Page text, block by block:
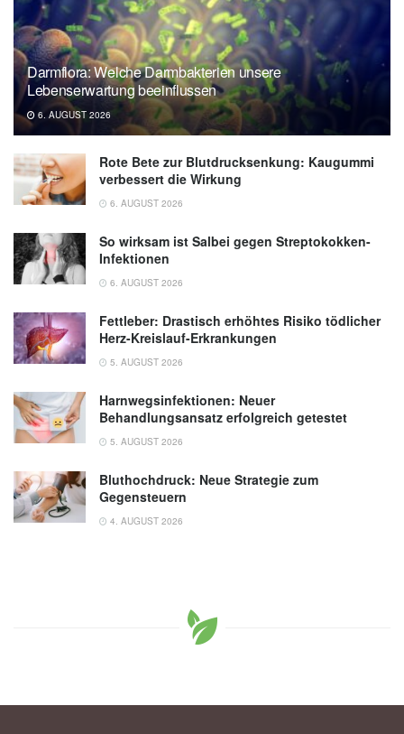
Darmflora: Welche Darmbakterien unsere
Lebenserwartung beeinflussen
6. AUGUST 2026
Rote Bete zur Blutdrucksenkung: Kaugummi
verbessert die Wirkung
6. AUGUST 2026
So wirksam ist Salbei gegen Streptokokken-
Infektionen
6. AUGUST 2026
Fettleber: Drastisch erhöhtes Risiko tödlicher
Herz-Kreislauf-Erkrankungen
5. AUGUST 2026
Harnwegsinfektionen: Neuer
Behandlungsansatz erfolgreich getestet
5. AUGUST 2026
Bluthochdruck: Neue Strategie zum
Gegensteuern
4. AUGUST 2026